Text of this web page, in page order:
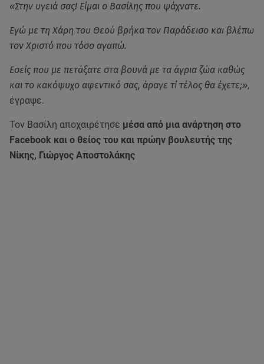
«Στην υγειά σας! Είμαι ο Βασίλης που ψάχνατε.
Εγώ με τη Χάρη του Θεού βρήκα τον Παράδεισο και βλέπω
τον Χριστό που τόσο αγαπώ.
Εσείς που με πετάξατε στα βουνά με τα άγρια ζώα καθώς
και το κακόψυχο αφεντικό σας, άραγε τί τέλος θα έχετε;»,
έγραψε.
Τον Βασίλη αποχαιρέτησε μέσα από μια ανάρτηση στο
Facebook και ο θείος του και πρώην βουλευτής της
Νίκης, Γιώργος Αποστολάκης